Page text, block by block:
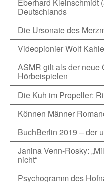
Deutschlands
Die Ursonate des
Videopionier Wolf
ASMR gilt als der neue
Hörbeispielen
Die Kuh im Propeller:
Können Männer
BuchBerlin 2019 – der
Janina Venn-Rosky:
nicht“
Psychogramm des